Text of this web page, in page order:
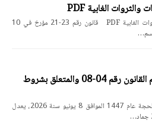
قانون رقم 23-21 يتعلق بالغابات والثروات الغابية PDF قانون رقم 23-21 مؤرخ في 10
قانون رقم 26-12 يعدل ويتمم القانون رقم 04-08 والمتعلق بشروط
قانون رقم 26-12 مؤرخ في 22 ذي الحجة عام 1447 الموافق 8 يونيو سنة 2026، يعدل